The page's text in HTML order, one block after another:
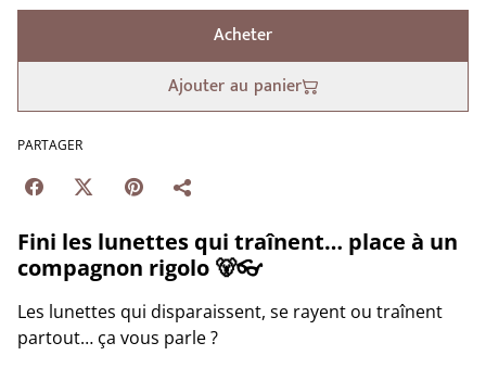
Acheter
Ajouter au panier
PARTAGER
Fini les lunettes qui traînent… place à un
compagnon rigolo 🐻👓
Les lunettes qui disparaissent, se rayent ou traînent
partout… ça vous parle ?